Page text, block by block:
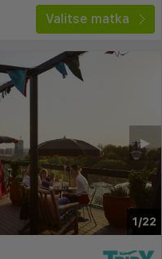
Valitse matka
1/22
▶︎